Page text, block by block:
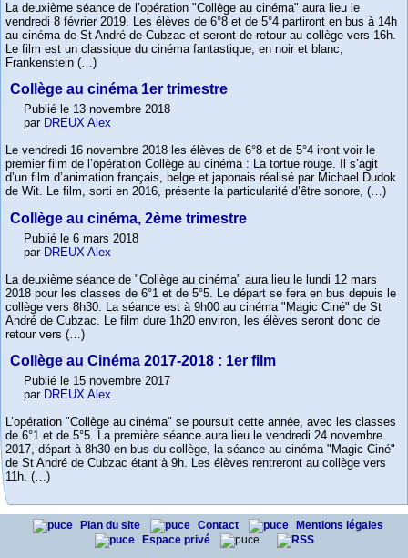
La deuxième séance de l’opération "Collège au cinéma" aura lieu le
vendredi 8 février 2019. Les élèves de 6°8 et de 5°4 partiront en bus à 14h
au cinéma de St André de Cubzac et seront de retour au collège vers 16h.
Le film est un classique du cinéma fantastique, en noir et blanc,
Frankenstein (…)
Collège au cinéma 1er trimestre
Publié le 13 novembre 2018
par DREUX Alex
Le vendredi 16 novembre 2018 les élèves de 6°8 et de 5°4 iront voir le
premier film de l’opération Collège au cinéma : La tortue rouge. Il s’agit
d’un film d’animation français, belge et japonais réalisé par Michael Dudok
de Wit. Le film, sorti en 2016, présente la particularité d’être sonore, (…)
Collège au cinéma, 2ème trimestre
Publié le 6 mars 2018
par DREUX Alex
La deuxième séance de "Collège au cinéma" aura lieu le lundi 12 mars
2018 pour les classes de 6°1 et de 5°5. Le départ se fera en bus depuis le
collège vers 8h30. La séance est à 9h00 au cinéma "Magic Ciné" de St
André de Cubzac. Le film dure 1h20 environ, les élèves seront donc de
retour vers (…)
Collège au Cinéma 2017-2018 : 1er film
Publié le 15 novembre 2017
par DREUX Alex
L’opération "Collège au cinéma" se poursuit cette année, avec les classes
de 6°1 et de 5°5. La première séance aura lieu le vendredi 24 novembre
2017, départ à 8h30 en bus du collège, la séance au cinéma "Magic Ciné"
de St André de Cubzac étant à 9h. Les élèves rentreront au collège vers
11h. (…)
Plan du site Contact
Mentions légales
Espace privé